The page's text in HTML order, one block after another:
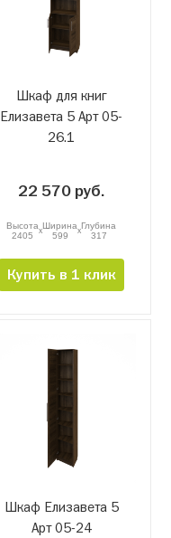
Шкаф для книг
Елизавета 5 Арт 05-
26.1
22 570 руб.
Высота
2405
xШирина
599
xГлубина
317
Купить в 1 клик
Шкаф Елизавета 5
Арт 05-24